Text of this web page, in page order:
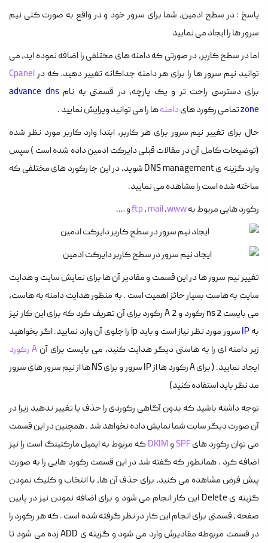
پاسخ : در سطح ادمین، شما برای سرور خود و در واقع به صورت کلی نیم
سرور ها را ایجاد می نمایید
اما در سطح کاربر، در صورتی که دامنه های مختلفی را اضافه نموده اید، می
توانید نیم سرور ها را برای هر دامنه جداگانه تغییر دهید. که درCpanel
برای دسترسی راحت تر و یک پارچه، در قسمتی به نامadvance dns
zoneتمامی رکورد هایدامنهها را می توانید ویرایش نمایید .
حال برای تغییر نیم سرور برای هر کاربر، ابتدا وارد کاربر مورد نظر شده
(توضیحات کامل آن در مقالات قبلی دایرکت ادمین داده شده است ) سپس
وارد گزینه ی DNS management شوید، در این جا رکورد های مختلفی که
ساخته شده است را مشاهده می نمایید.
رکورد هایی مربوط به
ftp,mail,www و ….
تغییر نیم سرور ها در این قسمت و مقادیر آن ها برای نمایش سایت و هدایت
سایت به هاست بسیار حائز اهمیت است . به منظور هدایت دامنه به هاست،
می بایست 2 ns رکورد و 2 A رکورد برای آن تعریف کرد که برای این کار نیز
بهIP
سرور مورد نظر نیاز است و باید ip را جلوی آن وارد نمایید. اگر بخواهید
زیر دامنه ای را به هاستی دیگر هدایت کنید، می بایست برای آن A رکورد
ایجاد نمایید. ( برای A رکورد ها از IP سرور و برای NS ها از نیم سرور های سرور
مد نظر باید استفاده کنید)
توجه داشته باشید که بدون آگاهی رکوردی را حذف یا تغییر ندهید زیرا در
آن صورت دیگر سایت شما نمایش داده نخواهد شد . همچنین در این قسمت
می توان رکورد هایSPFوDKIMکه مربوط به ایمیل مارکتینگ است را نیز
اضافه کرد . همانطور که گفته شد در این قسمت رکورد هایی را به صورت
پیش فرض مشاهده می کنید، برای حذف آن ها، با انتخاب و کلیک نمودن
گزینه ی Delete این کار انجام می شود و برای اضافه نمودن نیز در پایین
صفحه ، قسمتی برای انجام این کار در نظر گرفته شده است . که هر رکورد را
در قسمت مربوطه مقادیرش وارد می شود و گزینه ی ADD زده می شود تا